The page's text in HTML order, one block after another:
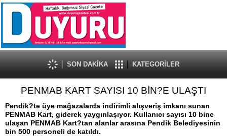
SON DAKİKA KATEGORİLER
PENMAB KART SAYISI 10 BİN?E ULAŞTI
Pendik?te üye mağazalarda indirimli alışveriş imkanı sunan
PENMAB Kart, giderek yaygınlaşıyor. Kullanıcı sayısı 10 bine
ulaşan PENMAB Kart?tan alanlar arasına Pendik Belediyesinin
bin 500 personeli de katıldı.